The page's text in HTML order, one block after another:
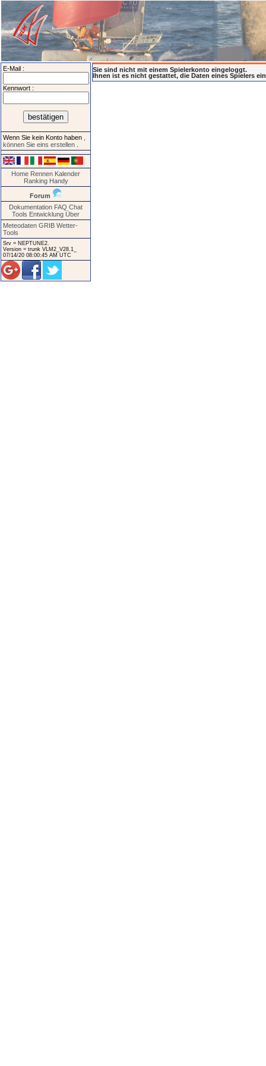
E-Mail :
Kennwort :
Wenn Sie kein Konto haben
können Sie eins erstellen
Home Rennen Kalender
Ranking Handy
Forum
Dokumentation FAQ Chat
Tools Entwicklung Über
Meteodaten GRIB Wetter-
Tools
Srv = NEPTUNE2.
Version = trunk VLM2_V28.1_
07/14/20 08:00:45 AM UTC
Sie sind nicht mit einem Spielerkonto eingeloggt.
Ihnen ist es nicht gestattet, die Daten eines Spielers